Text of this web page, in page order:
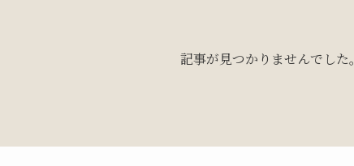
記事が見つかりませんでした。